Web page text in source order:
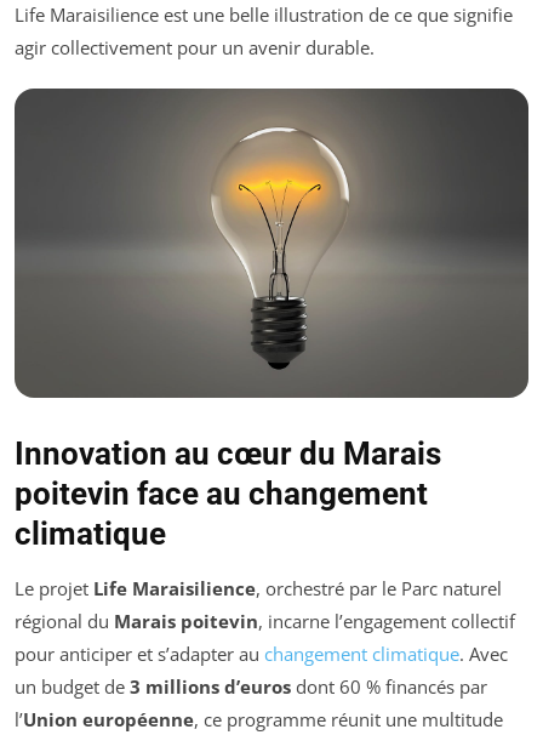
Life Maraisilience est une belle illustration de ce que signifie
agir collectivement pour un avenir durable.
Innovation au cœur du Marais
poitevin face au changement
climatique
Le projet Life Maraisilience, orchestré par le Parc naturel
régional du Marais poitevin, incarne l’engagement collectif
pour anticiper et s’adapter au changement climatique. Avec
un budget de 3 millions d’euros dont 60 % financés par
l’Union européenne, ce programme réunit une multitude